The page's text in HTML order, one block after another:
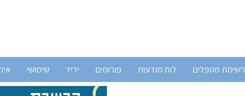
רשימת מטפלים לוח מודעות פורומים יריד שימושי